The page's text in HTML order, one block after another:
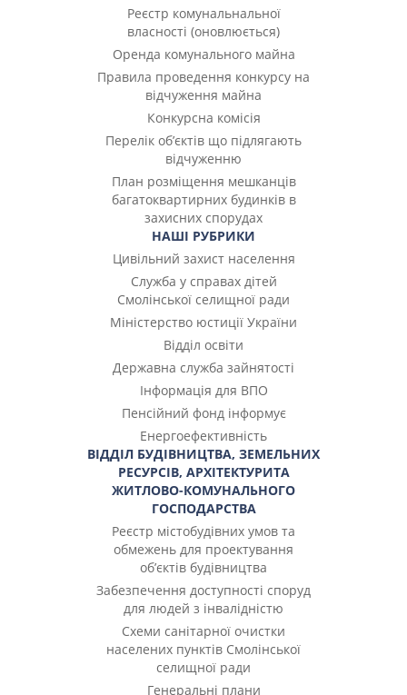
Реєстр комунальнальної
власності (оновлюється)
Оренда комунального майна
Правила проведення конкурсу на
відчуження майна
Конкурсна комісія
Перелік об’єктів що підлягають
відчуженню
План розміщення мешканців
багатоквартирних будинків в
захисних спорудах
НАШІ РУБРИКИ
Цивільний захист населення
Служба у справах дітей
Смолінської селищної ради
Міністерство юстиції України
Відділ освіти
Державна служба зайнятості
Інформація для ВПО
Пенсійний фонд інформує
Енергоефективність
ВІДДІЛ БУДІВНИЦТВА, ЗЕМЕЛЬНИХ
РЕСУРСІВ, АРХІТЕКТУРИТА
ЖИТЛОВО-КОМУНАЛЬНОГО
ГОСПОДАРСТВА
Реєстр містобудівних умов та
обмежень для проектування
об’єктів будівництва
Забезпечення доступності споруд
для людей з інвалідністю
Cхеми санітарної очистки
населених пунктів Смолінської
селищної ради
Генеральні плани